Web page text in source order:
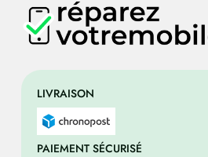
LIVRAISON
PAIEMENT SÉCURISÉ